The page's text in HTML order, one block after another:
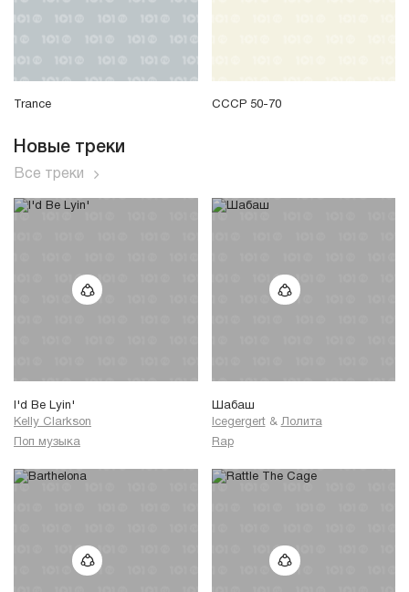
Trance СССР 50-70
Новые треки
Все треки
I'd Be Lyin'
Kelly Clarkson
Поп музыка
Шабаш
Icegergert & Лолита
Rap